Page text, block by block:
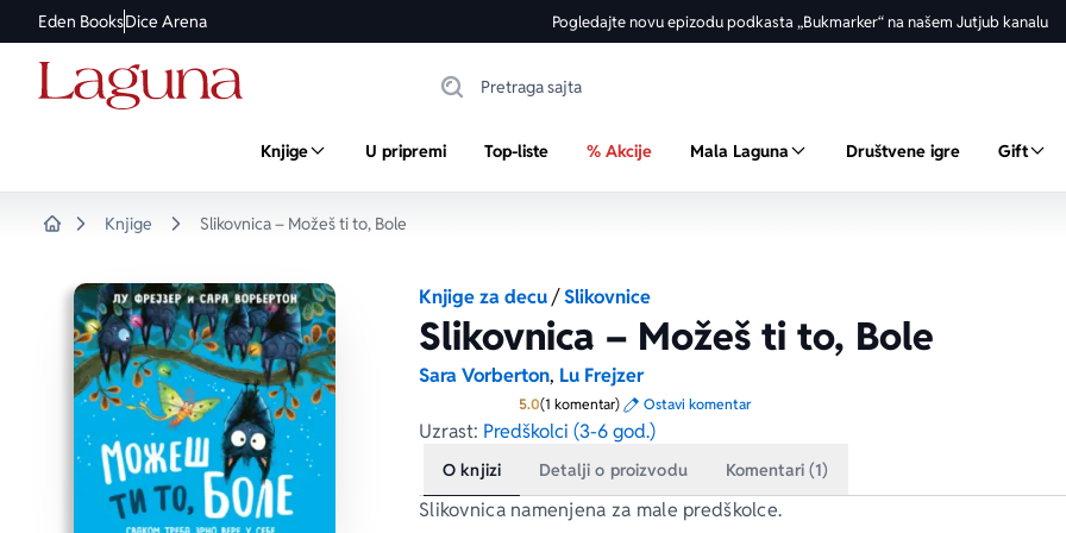
Eden BooksDice Arena Pogledajte novu epizodu podkasta „Bukmarker“ na našem Jutjub kanalu
Knjige U pripremi Top-liste % Akcije Mala Laguna Društvene igre Gift
Knjige Slikovnica – Možeš ti to, Bole
Knjige za decu/Slikovnice
Slikovnica – Možeš ti to, Bole
Sara Vorberton, Lu Frejzer
5.0Prosecna ocena je 5.0 od 5
(1 komentar) Ostavi komentar
Uzrast: Predškolci (3-6 god.)
O knjizi Detalji o proizvodu Komentari (1)
Slikovnica namenjena za male predškolce.